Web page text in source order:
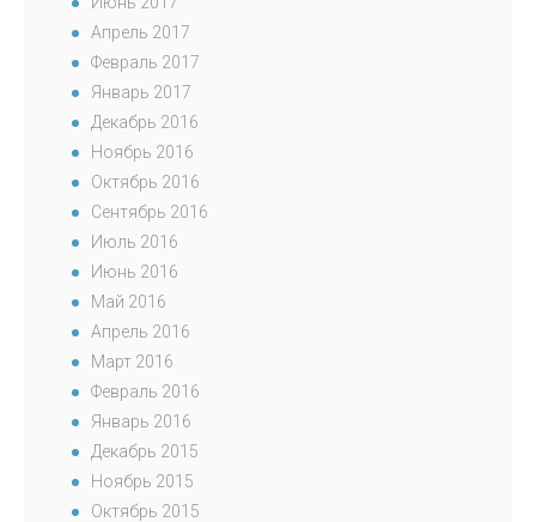
Апрель 2017
Февраль 2017
Январь 2017
Декабрь 2016
Ноябрь 2016
Октябрь 2016
Сентябрь 2016
Июль 2016
Июнь 2016
Май 2016
Апрель 2016
Март 2016
Февраль 2016
Январь 2016
Декабрь 2015
Ноябрь 2015
Октябрь 2015